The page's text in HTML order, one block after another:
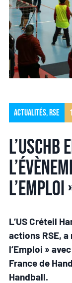
Actualités, RSE
l’Emploi
L’US Créteil
actions RSE,
l’Emploi »
France de
Handball.